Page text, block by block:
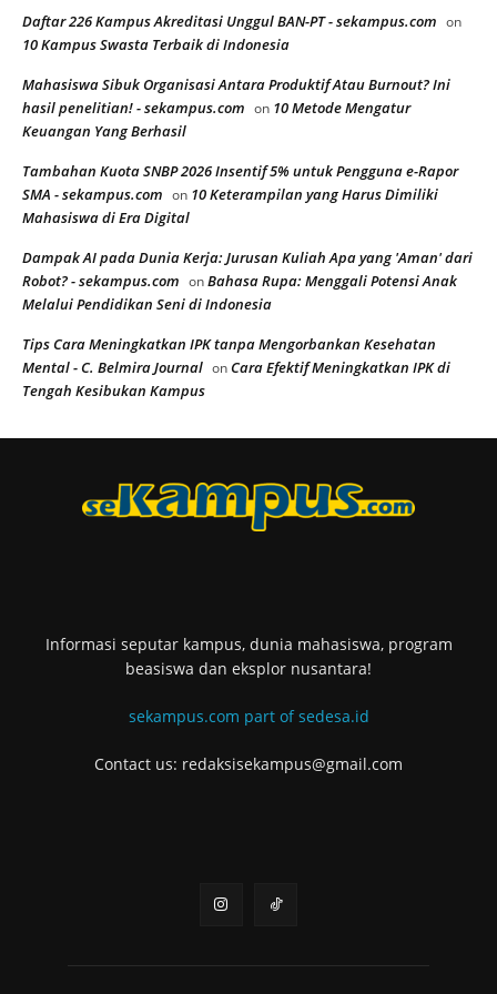
Daftar 226 Kampus Akreditasi Unggul BAN-PT - sekampus.com on
10 Kampus Swasta Terbaik di Indonesia
Mahasiswa Sibuk Organisasi Antara Produktif Atau Burnout? Ini
hasil penelitian! - sekampus.com on 10 Metode Mengatur
Keuangan Yang Berhasil
Tambahan Kuota SNBP 2026 Insentif 5% untuk Pengguna e-Rapor
SMA - sekampus.com on 10 Keterampilan yang Harus Dimiliki
Mahasiswa di Era Digital
Dampak AI pada Dunia Kerja: Jurusan Kuliah Apa yang 'Aman' dari
Robot? - sekampus.com onBahasa Rupa: Menggali Potensi Anak
Melalui Pendidikan Seni di Indonesia
Tips Cara Meningkatkan IPK tanpa Mengorbankan Kesehatan
Mental - C. Belmira Journal onCara Efektif Meningkatkan IPK di
Tengah Kesibukan Kampus
Informasi seputar kampus, dunia mahasiswa, program
beasiswa dan eksplor nusantara!
sekampus.com part of sedesa.id
Contact us: redaksisekampus@gmail.com